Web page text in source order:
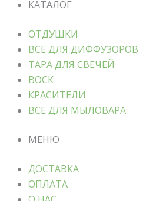
КАТАЛОГ
ОТДУШКИ
ВСЕ ДЛЯ ДИФФУЗОРОВ
ТАРА ДЛЯ СВЕЧЕЙ
ВОСК
КРАСИТЕЛИ
ВСЕ ДЛЯ МЫЛОВАРА
МЕНЮ
ДОСТАВКА
ОПЛАТА